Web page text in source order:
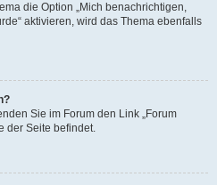
die Option „Mich benachrichtigen,
aktivieren, wird das Thema ebenfalls
Sie im Forum den Link „Forum
der Seite befindet.